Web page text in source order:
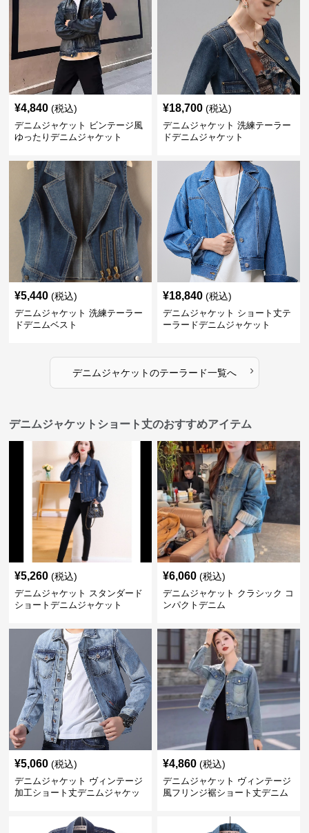
¥4,840 (税込)
デニムジャケット ビンテージ風
ゆったりデニムジャケット
¥18,700 (税込)
デニムジャケット 洗練テーラー
ドデニムジャケット
¥5,440 (税込)
デニムジャケット 洗練テーラー
ドデニムベスト
¥18,840 (税込)
デニムジャケット ショート丈テ
ーラードデニムジャケット
デニムジャケットのテーラード一覧へ ›
デニムジャケットショート丈のおすすめアイテム
¥5,260 (税込)
デニムジャケット スタンダード
ショートデニムジャケット
¥6,060 (税込)
デニムジャケット クラシック コ
ンパクトデニム
¥5,060 (税込)
デニムジャケット ヴィンテージ
加工ショート丈デニムジャケッ
¥4,860 (税込)
デニムジャケット ヴィンテージ
風フリンジ裾ショート丈デニム